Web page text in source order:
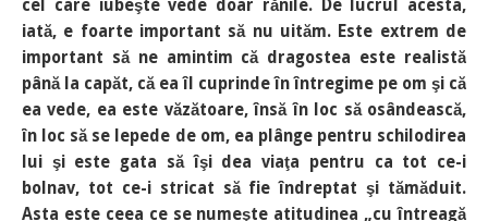
cel care iubeşte vede doar rănile. De lucrul acesta,
iată, e foarte important să nu uităm. Este extrem de
important să ne amintim că dragostea este realistă
până la capăt, că ea îl cuprinde în întregime pe om şi că
ea vede, ea este văzătoare, însă în loc să osândească,
în loc să se lepede de om, ea plânge pentru schilodirea
lui şi este gata să îşi dea viaţa pentru ca tot ce-i
bolnav, tot ce-i stricat să fie îndreptat şi tămăduit.
Asta este ceea ce se numeşte atitudinea „cu întreagă